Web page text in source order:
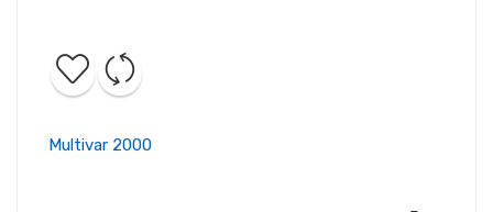
Multivar 2000